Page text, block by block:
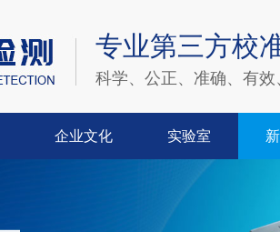
专业第三方校
科学、公正、准确、有
企业文化 实验室